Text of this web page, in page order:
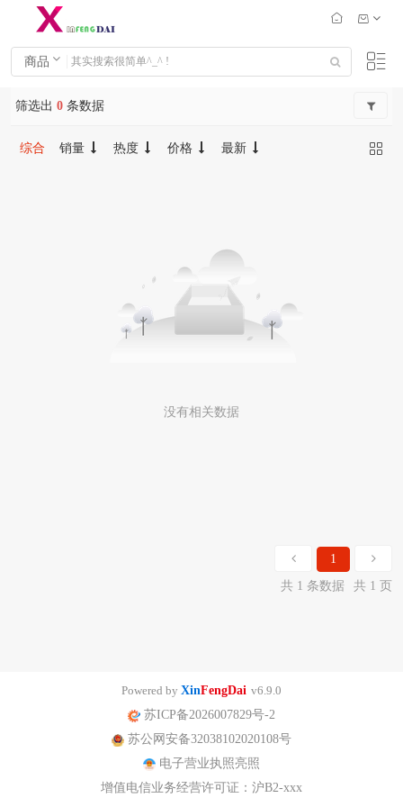
商品
筛选出 0 条数据
综合 销量 热度 价格 最新
没有相关数据
1
共 1 条数据
共 1 页
Powered by XinFengDai v6.9.0
苏ICP备2026007829号-2
苏公网安备32038102020108号
电子营业执照亮照
增值电信业务经营许可证：沪B2-xxx